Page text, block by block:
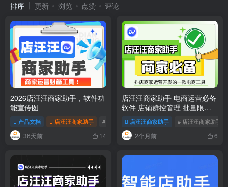
排序 更新 浏览 点赞 评论
2026店汪汪商家助手，软件功
能宣传图
产品文档 店汪汪商家助手 # 店汪汪商家助手 # 2026店汪汪商家助手
36天前 14
店汪汪商家助手 电商运营必备
软件 店铺群控管理 批量限时
限量购 优惠券 商品管理 达人
邀约 等强大功能软件
店汪汪商家助手 # 店汪汪商家助手
2个月前 6